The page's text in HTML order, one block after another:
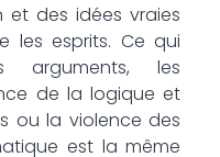
des idées vraies
les esprits. Ce qui
les
de la logique et
ou la violence des
est la même